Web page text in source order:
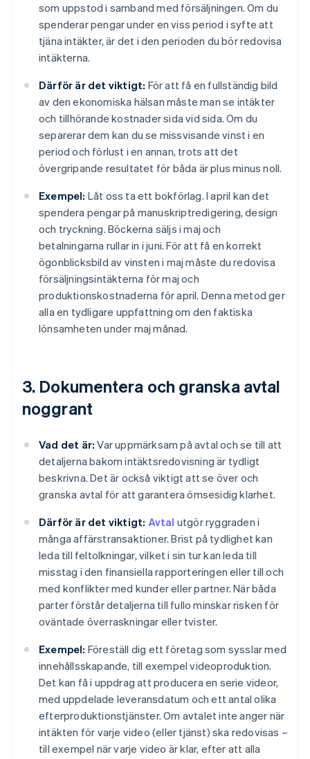
som uppstod i samband med försäljningen. Om du
spenderar pengar under en viss period i syfte att
tjäna intäkter, är det i den perioden du bör redovisa
intäkterna.
Därför är det viktigt: För att få en fullständig bild
av den ekonomiska hälsan måste man se intäkter
och tillhörande kostnader sida vid sida. Om du
separerar dem kan du se missvisande vinst i en
period och förlust i en annan, trots att det
övergripande resultatet för båda är plus minus noll.
Exempel: Låt oss ta ett bokförlag. I april kan det
spendera pengar på manuskriptredigering, design
och tryckning. Böckerna säljs i maj och
betalningarna rullar in i juni. För att få en korrekt
ögonblicksbild av vinsten i maj måste du redovisa
försäljningsintäkterna för maj och
produktionskostnaderna för april. Denna metod ger
alla en tydligare uppfattning om den faktiska
lönsamheten under maj månad.
3. Dokumentera och granska avtal
noggrant
Vad det är: Var uppmärksam på avtal och se till att
detaljerna bakom intäktsredovisning är tydligt
beskrivna. Det är också viktigt att se över och
granska avtal för att garantera ömsesidig klarhet.
Därför är det viktigt: Avtal utgör ryggraden i
många affärstransaktioner. Brist på tydlighet kan
leda till feltolkningar, vilket i sin tur kan leda till
misstag i den finansiella rapporteringen eller till och
med konflikter med kunder eller partner. När båda
parter förstår detaljerna till fullo minskar risken för
oväntade överraskningar eller tvister.
Exempel: Föreställ dig ett företag som sysslar med
innehållsskapande, till exempel videoproduktion.
Det kan få i uppdrag att producera en serie videor,
med uppdelade leveransdatum och ett antal olika
efterproduktionstjänster. Om avtalet inte anger när
intäkten för varje video (eller tjänst) ska redovisas –
till exempel när varje video är klar, efter att alla